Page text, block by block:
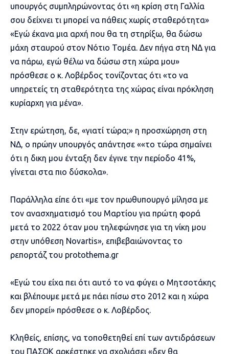
υπουργός συμπληρώνοντας ότι «η κρίση στη Γαλλία
σου δείχνει τι μπορεί να πάθεις χωρίς σταθερότητα»
«Εγώ έκανα μια αρχή που θα τη στηρίξω, θα δώσω
μάχη σταυρού στον Νότιο Τομέα. Δεν πήγα στη ΝΔ για
να πάρω, εγώ θέλω να δώσω στη χώρα μου»
πρόσθεσε ο κ. Λοβέρδος τονίζοντας ότι «το να
υπηρετείς τη σταθερότητα της χώρας είναι πρόκληση
κυρίαρχη για μένα».
Στην ερώτηση, δε, «γιατί τώρα;» η προσχώρηση στη
ΝΔ, ο πρώην υπουργός απάντησε ««το τώρα σημαίνει
ότι η δικη μου ένταξη δεν έγινε την περίοδο 41%,
γίνεται στα πιο δύσκολα».
Παράλληλα είπε ότι «με τον πρωθυπουργό μίλησα με
τον ανασχηματισμό του Μαρτίου για πρώτη φορά
μετά το 2022 όταν μου τηλεφώνησε για τη νίκη μου
στην υπόθεση Novartis», επιβεβαιώνοντας το
ρεπορτάζ του protothema.gr
«Εγώ του είχα πει ότι αυτό το να φύγει ο Μητσοτάκης
και βλέπουμε μετά με πάει πίσω στο 2012 και η χώρα
δεν μπορεί» πρόσθεσε ο κ. Λοβέρδος.
Κληθείς, επίσης, να τοποθετηθεί επί των αντιδράσεων
του ΠΑΣΟΚ αρκέστηκε να σχολιάσει «δεν θα